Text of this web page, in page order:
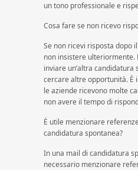
un tono professionale e
Cosa fare se non ricevo
Se non ricevi risposta dopo
non insistere ulteriormente.
inviare un’altra candidatura
cercare altre opportunità. È
le aziende ricevono molte
non avere il tempo di
È utile menzionare
candidatura spontanea?
In una mail di candidatura
necessario menzionare